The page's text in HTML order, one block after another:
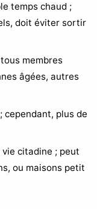
temps chaud ;
doit éviter sortir
membres
âgées, autres
cependant, plus de
citadine ; peut
ou maisons petit